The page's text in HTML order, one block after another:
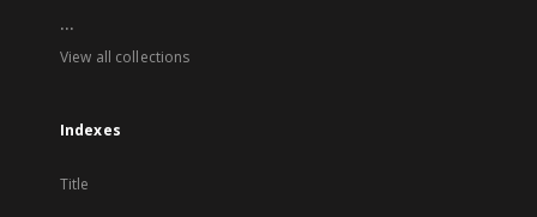
...
View all collections
Indexes
Title